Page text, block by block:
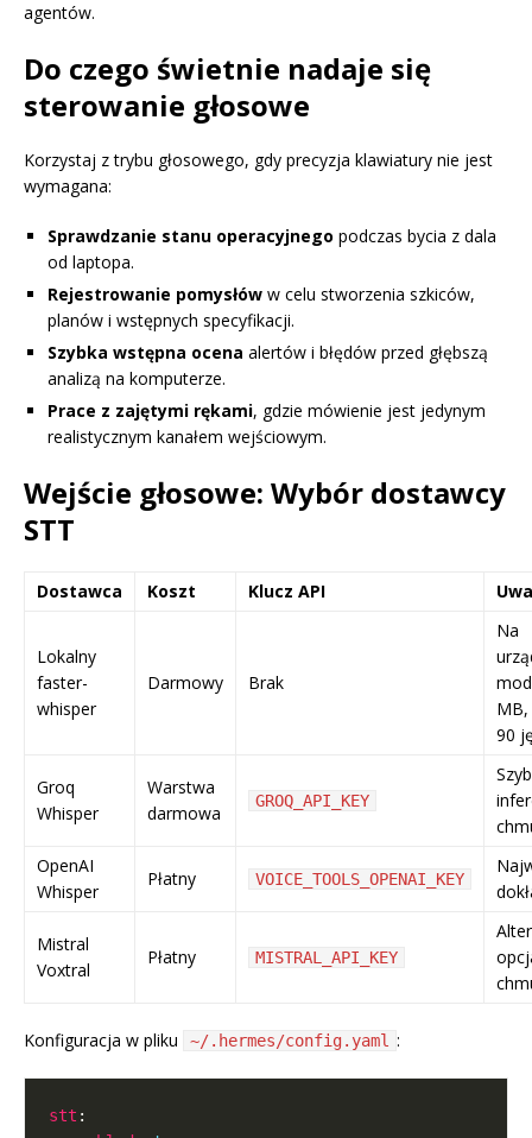
agentów.
Do czego świetnie nadaje się
sterowanie głosowe
Korzystaj z trybu głosowego, gdy precyzja klawiatury nie jest
wymagana:
Sprawdzanie stanu operacyjnego podczas bycia z dala
od laptopa.
Rejestrowanie pomysłów w celu stworzenia szkiców,
planów i wstępnych specyfikacji.
Szybka wstępna ocena alertów i błędów przed głębszą
analizą na komputerze.
Prace z zajętymi rękami, gdzie mówienie jest jedynym
realistycznym kanałem wejściowym.
Wejście głosowe: Wybór dostawcy
STT
Dostawca Koszt Klucz API
Lokalny
faster-
whisper
Darmowy Brak
Na
90
Groq
Whisper
Warstwa
darmowa
GROQ_API_KEY
OpenAI
Whisper
Płatny VOICE_TOOLS_OPENAI_KEY
Mistral
Voxtral
Płatny MISTRAL_API_KEY
Konfiguracja w pliku ~/.hermes/config.yaml :
stt